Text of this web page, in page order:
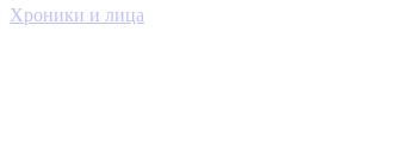
Хроники и лица